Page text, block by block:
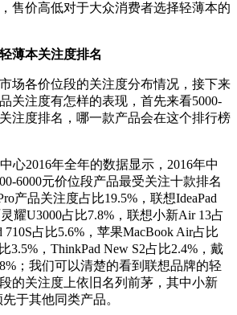
售价高低对于大众消费者选择轻薄本的
薄本关注度排名
场各价位段的关注度分布情况，接下来
关注度有怎样的表现，首先来看5000-
注度排名，哪一款产品会在这个排行榜
心2016年全年的数据显示，2016年中
6000元价位段产品最受关注十款排名
产品关注度占比19.5%，联想IdeaPad
耀U3000占比7.8%，联想小新Air 13占
710S占比5.6%，苹果MacBook Air占比
3.5%，ThinkPad New S2占比2.4%，戴
；我们可以清楚的看到联想品牌的轻
的关注度上依旧名列前茅，其中小新
于其他同类产品。